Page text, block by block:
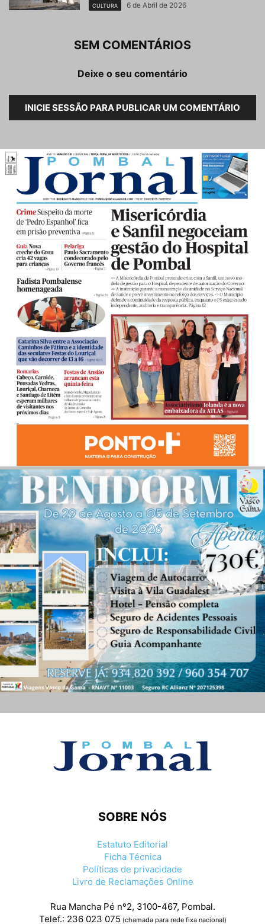
CULTURA 6 de Abril de 2026
SEM COMENTÁRIOS
Deixe o seu comentário
INICIE SESSÃO PARA PUBLICAR UM COMENTÁRIO
SOBRE NÓS
Estatuto Editorial
Ficha Técnica
Políticas de privacidade
Livro de Reclamações Online
Rua Mancha Pé nº2, 3100-467, Pombal.
Telef.: 236 023 075 (chamada para rede fixa nacional)